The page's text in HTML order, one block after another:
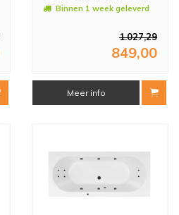
Binnen 1 week geleverd
1.027,29
849,00
Meer info